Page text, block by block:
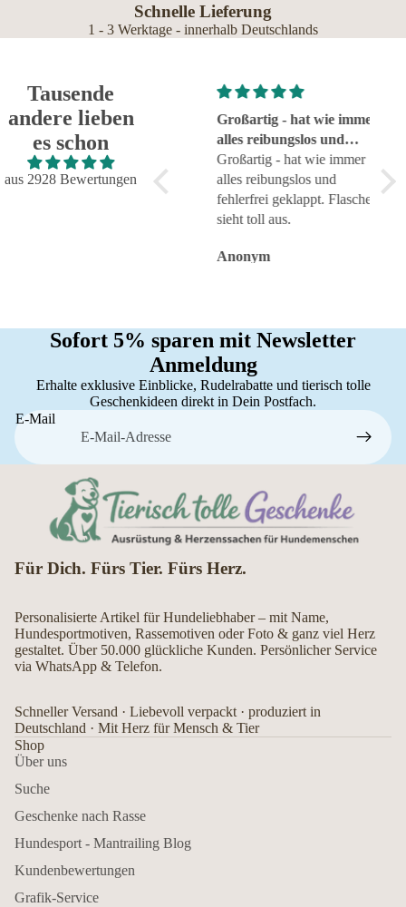
Schnelle Lieferung
1 - 3 Werktage - innerhalb Deutschlands
Tausende
andere lieben
es schon
aus 2928 Bewertungen
Super!
Super!
Großartig - hat wie immer
alles reibungslos und
fehlerfrei geklappt
Großartig - hat wie immer
alles reibungslos und
fehlerfrei geklappt. Flasche
sieht toll aus.
Anonym
Sofort 5% sparen mit Newsletter
Anmeldung
Erhalte exklusive Einblicke, Rudelrabatte und tierisch tolle
Geschenkideen direkt in Dein Postfach.
E-Mail
Für Dich. Fürs Tier. Fürs Herz.
Personalisierte Artikel für Hundeliebhaber – mit Name,
Hundesportmotiven, Rassemotiven oder Foto & ganz viel Herz
gestaltet. Über 50.000 glückliche Kunden. Persönlicher Service
via WhatsApp & Telefon.
Schneller Versand · Liebevoll verpackt · produziert in
Deutschland · Mit Herz für Mensch & Tier
Shop
Über uns
Suche
Geschenke nach Rasse
Hundesport - Mantrailing Blog
Kundenbewertungen
Grafik-Service